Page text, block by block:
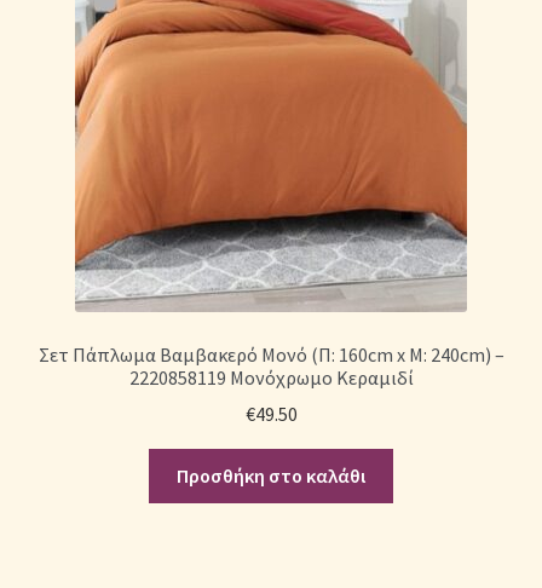
Σετ Πάπλωμα Βαμβακερό Μονό (Π: 160cm x Μ: 240cm) –
2220858119 Μονόχρωμο Κεραμιδί
€49.50
Προσθήκη στο καλάθι